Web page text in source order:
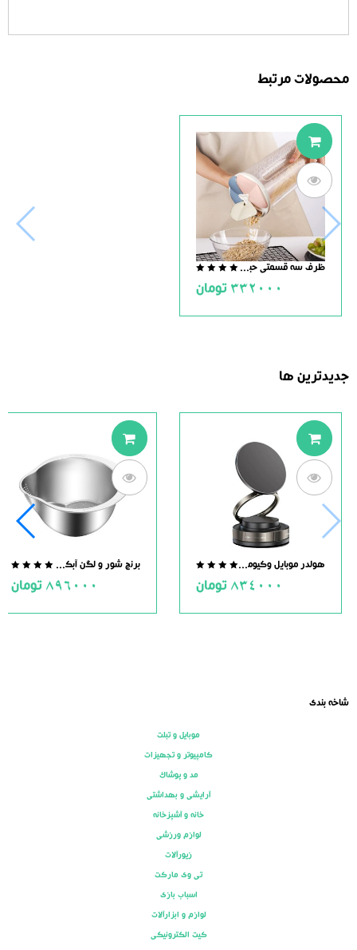
محصولات مرتبط
out
5
ظرف سه قسمتی حبوبات
332000 تومان
جدیدترین ها
out
5
هولدر موبایل وکیومی مگنت دار
834000 تومان
5
برنج شور و لگن آبکش دار استیل
896000 تومان
شاخه بندی
موبایل و تبلت
کامپیوتر و تجهیزات
مد و پوشاک
آرایشی و بهداشتی
خانه و آشپزخانه
لوازم ورزشی
زیورآلات
تی وی مارکت
اسباب بازی
لوازم و ابزارآلات
کیت الکترونیکی